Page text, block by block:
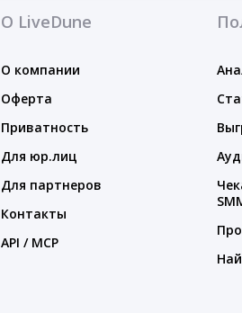
О LiveDune
О компании
Оферта
Приватность
Для юр.лиц
Для партнеров
Контакты
API / MCP